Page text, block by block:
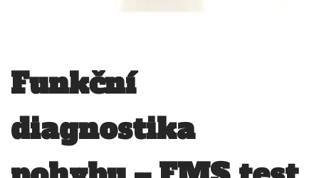
Funkční
diagnostika